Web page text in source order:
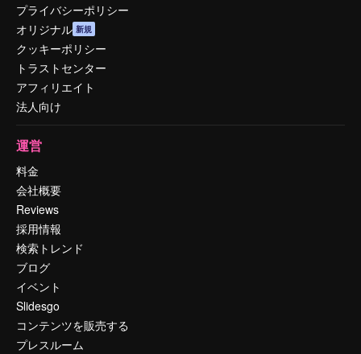
プライバシーポリシー
オリジナル 新規
クッキーポリシー
トラストセンター
アフィリエイト
法人向け
運営
料金
会社概要
Reviews
採用情報
検索トレンド
ブログ
イベント
Slidesgo
コンテンツを販売する
プレスルーム